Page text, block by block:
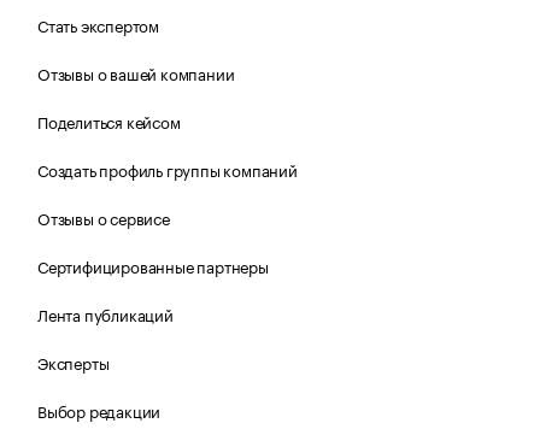
Стать экспертом
Отзывы о вашей компании
Поделиться кейсом
Создать профиль группы компаний
Отзывы о сервисе
Сертифицированные партнеры
Лента публикаций
Эксперты
Выбор редакции